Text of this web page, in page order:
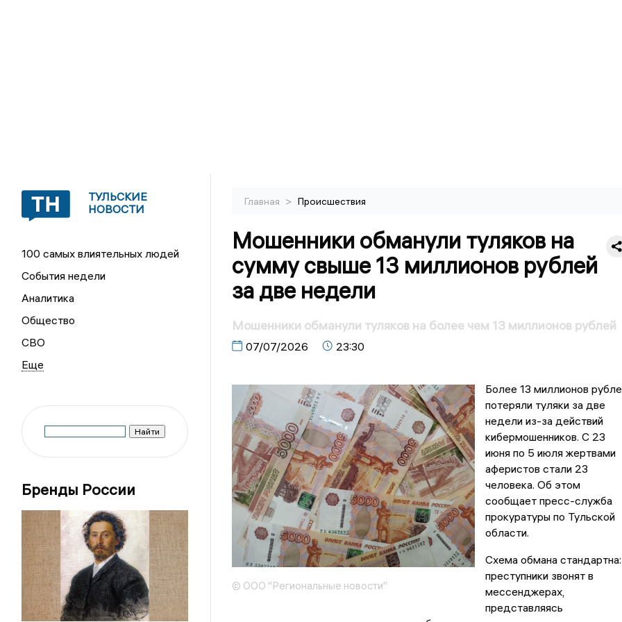
ТУЛЬСКИЕ
НОВОСТИ
100 самых влиятельных людей
События недели
Аналитика
Общество
СВО
Бренды России
Главная > Происшествия
Мошенники обманули туляков на
сумму свыше 13 миллионов рублей
за две недели
Мошенники обманули туляков на более чем 13 миллионов рублей
07/07/2026 23:30
© ООО "Региональные новости"
Более 13 миллионов
потеряли туляки за две
недели из-за действий
кибермошенников. С 23
июня по 5 июля жертвами
аферистов стали 23
человека. Об этом
сообщает пресс-служба
прокуратуры по Тульской
области.
Схема обмана стандартна:
преступники звонят в
мессенджерах,
представляясь